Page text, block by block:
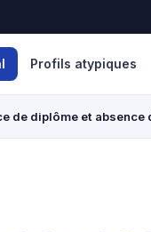
Profils atypiques
de diplôme et absence